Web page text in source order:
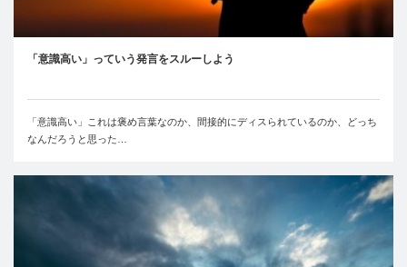
「意識高い」っていう発言をスルーしよう
「意識高い」これは褒め言葉なのか、間接的にディスられているのか、どっち
なんだろうと思った…